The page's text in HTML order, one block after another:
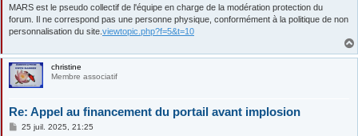
MARS est le pseudo collectif de l'équipe en charge de la modération protection du
forum. Il ne correspond pas une personne physique, conformément à la politique de non
personnalisation du site. viewtopic.php?f=5&t=10
christine
Membre associatif
Re: Appel au financement du portail avant implosion
M25 juil. 2025, 21:25